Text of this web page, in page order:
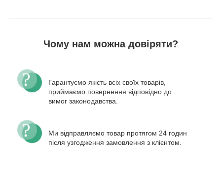
Чому нам можна довіряти?
Гарантуємо якість всіх своїх товарів,
приймаємо повернення відповідно до
вимог законодавства.
Ми відправляємо товар протягом 24 годин
після узгодження замовлення з клієнтом.